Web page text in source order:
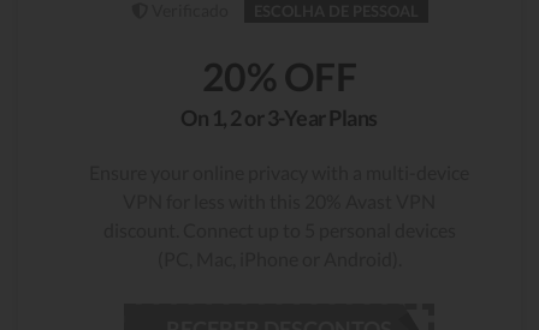
20% OFF
On 1, 2 or 3-Year Plans